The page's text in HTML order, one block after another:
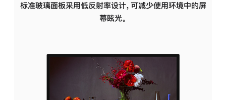
标准玻璃面板采用低反射率设计，可减少使用环境中的屏
幕眩光。